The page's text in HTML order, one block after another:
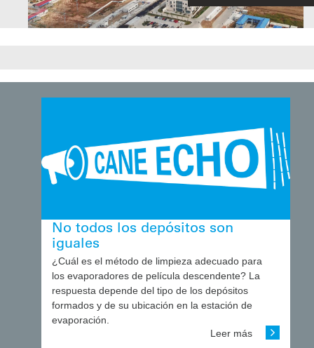
No todos los depósitos son
iguales
¿Cuál es el método de limpieza adecuado para
los evaporadores de película descendente? La
respuesta depende del tipo de los depósitos
formados y de su ubicación en la estación de
evaporación.
Leer más